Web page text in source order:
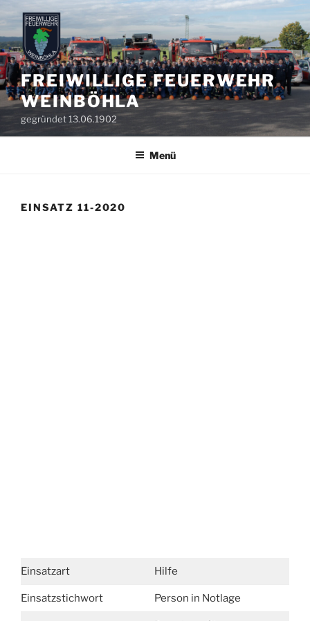
Inhalt
springen
FREIWILLIGE FEUERWEHR
WEINBÖHLA
gegründet 13.06.1902
Menü
EINSATZ 11-2020
Einsatzart Hilfe
Einsatzstichwort Person in Notlage